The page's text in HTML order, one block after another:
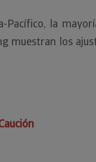
Pacífico, la
muestran los